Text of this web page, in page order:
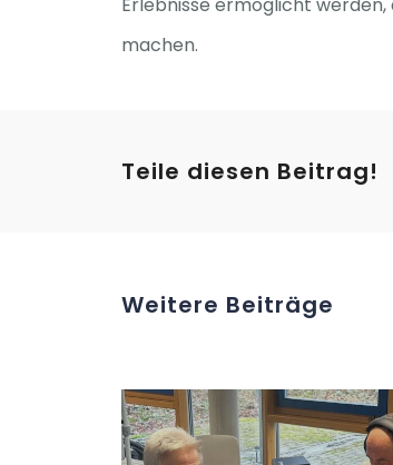
machen.
Teile diesen Beitrag!
Weitere Beiträge